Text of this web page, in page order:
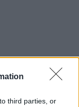
third parties, or